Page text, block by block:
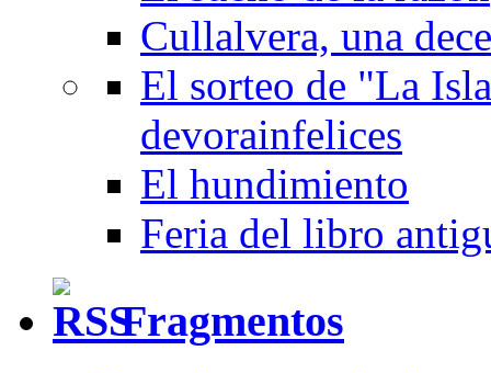
Cullalvera, una
El sorteo de "La
devorainfelices
El hundimiento
Feria del libro
Fragmentos